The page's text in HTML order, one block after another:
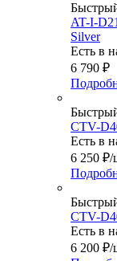
AT-I-
Silver
Есть в
6 790 ₽
CTV-
Есть в
6 250 ₽/
CTV-
Есть в
6 200 ₽/